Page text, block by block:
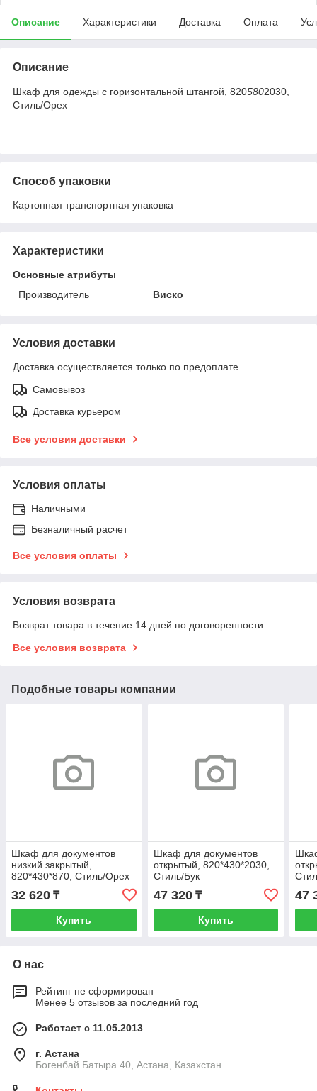
Описание Характеристики Доставка Оплата
Описание
Шкаф для одежды с горизонтальной штангой, 8205802030,
Стиль/Орех
Способ упаковки
Картонная транспортная упаковка
Характеристики
Основные атрибуты
Производитель
Виско
Условия доставки
Доставка осуществляется только по предоплате.
Самовывоз
Доставка курьером
Все условия доставки
Условия оплаты
Наличными
Безналичный расчет
Все условия оплаты
Условия возврата
Возврат товара в течение 14 дней по договоренности
Все условия возврата
Подобные товары компании
Шкаф для документов
низкий закрытый,
820*430*870, Стиль/Орех
32 620 ₸
Купить
Шкаф для документов
открытый, 820*430*2030,
Стиль/Бук
47 320₸
Купить
47
О нас
Рейтинг не сформирован
Менее 5 отзывов за последний год
Работает с 11.05.2013
г. Астана
Богенбай Батыра 40, Астана, Казахстан